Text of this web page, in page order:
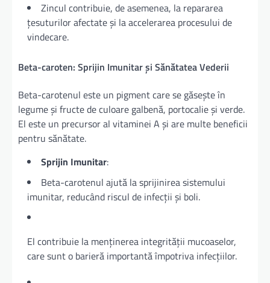
Zincul contribuie, de asemenea, la repararea
țesuturilor afectate și la accelerarea procesului de
vindecare.
Beta-caroten: Sprijin Imunitar și Sănătatea Vederii
Beta-carotenul este un pigment care se găsește în
legume și fructe de culoare galbenă, portocalie și verde.
El este un precursor al vitaminei A și are multe beneficii
pentru sănătate.
Sprijin Imunitar:
Beta-carotenul ajută la sprijinirea sistemului
imunitar, reducând riscul de infecții și boli.
El contribuie la menținerea integrității mucoaselor,
care sunt o barieră importantă împotriva infecțiilor.